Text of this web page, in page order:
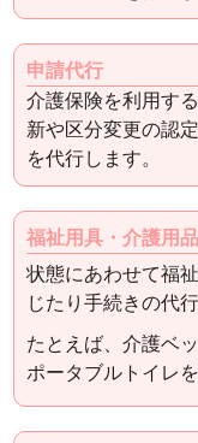
申請代行
介護保険を利用す
新や区分変更の認
を代行します。
福祉用具・介護用
状態にあわせて福
じたり手続きの代
たとえば、介護ベ
ポータブルトイレ